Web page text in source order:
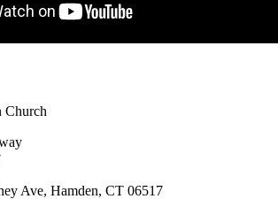
Church
Ave, Hamden, CT 06517